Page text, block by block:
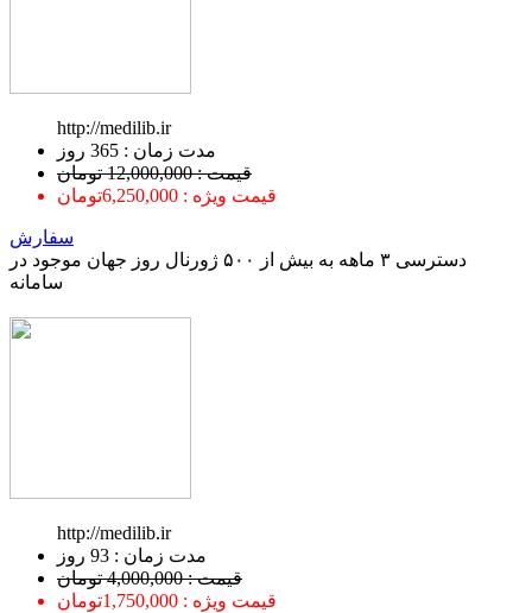
http://medilib.ir
ﻣﺪﺕ ﺯﻣﺎﻥ : 365 ﺭﻭﺯ
قیمت : 12,000,000 تومان
قیمت ویژه : 6,250,000تومان
سفارش
دسترسی ۳ ماهه به بیش از ۵۰۰ ژورنال روز جهان موجود در
سامانه
http://medilib.ir
ﻣﺪﺕ ﺯﻣﺎﻥ : 93 ﺭﻭﺯ
قیمت : 4,000,000 تومان
قیمت ویژه : 1,750,000تومان